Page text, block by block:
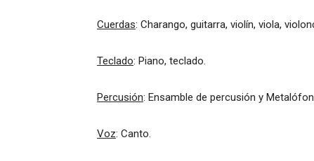
Cuerdas: Charango, guitarra, violín, viola,
Teclado: Piano, teclado.
Percusión: Ensamble de percusión y
Voz: Canto.